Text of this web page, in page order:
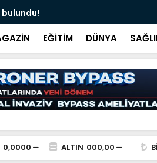
bulundu!
EĞİTİM DÜNYA
0,0000 ALTIN 000,00